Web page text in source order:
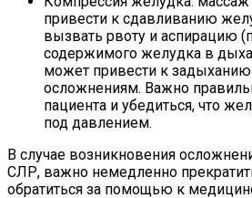
привести к сдавливанию
вызвать рвоту и аспирацию
содержимого желудка в
может привести к
осложнениям. Важно
пациента и убедиться, что
под давлением.
В случае возникновения
СЛР, важно немедленно
обратиться за помощью к